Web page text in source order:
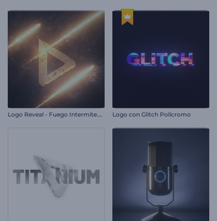
L
ogo Reveal - Fuego Intermitente Logo con Glitch Polícromo